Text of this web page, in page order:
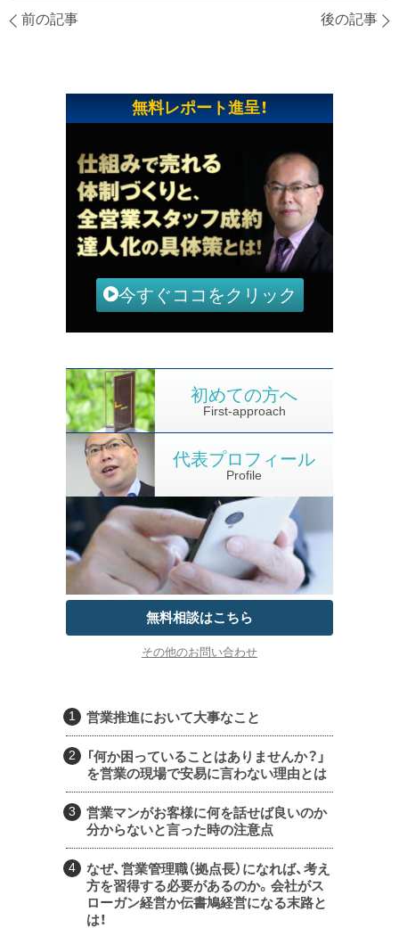
前の記事 後の記事
無料レポート進呈！
今すぐココをクリック
First-approach
初めての方へ
Profile
代表プロフィール
無料相談はこちら
その他のお問い合わせ
営業推進において大事なこと
「何か困っていることはありませんか？」
を営業の現場で安易に言わない理由とは
営業マンがお客様に何を話せば良いのか
分からないと言った時の注意点
なぜ、営業管理職（拠点長）になれば、考え
方を習得する必要があるのか。会社がス
ローガン経営か伝書鳩経営になる末路と
は！